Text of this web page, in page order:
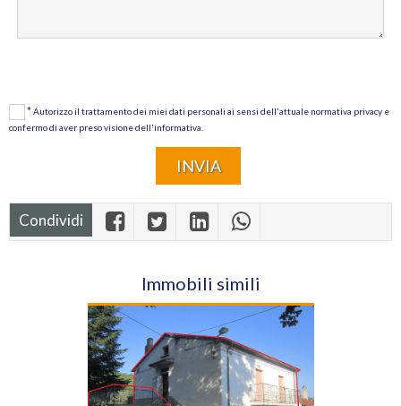
*Autorizzo il trattamento dei miei dati personali ai sensi dell'attuale normativa privacy e
confermo di aver preso visione dell'informativa.
Condividi
Immobili simili